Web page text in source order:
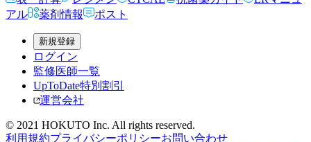
アル
薬剤情報 ポスト
新規登録
ログイン
監修医師一覧
UpToDate特別割引
運営会社
© 2021 HOKUTO Inc. All rights reserved.
利用規約プライバシーポリシーお問い合わせ